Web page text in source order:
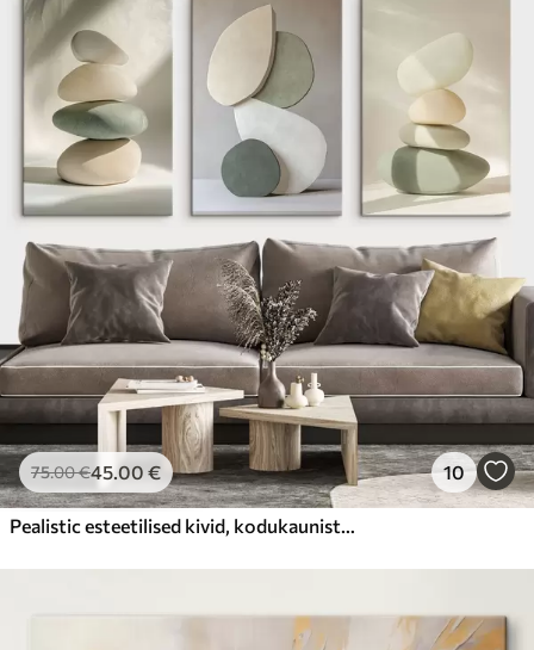
75.00€45.00 € 10
Pealistic esteetilised kivid, kodukaunistus, looduslik valgustus